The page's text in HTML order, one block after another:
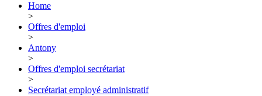
Home
>
Offres d'emploi
>
Antony
>
Offres d'emploi secrétariat
>
Secrétariat employé administratif